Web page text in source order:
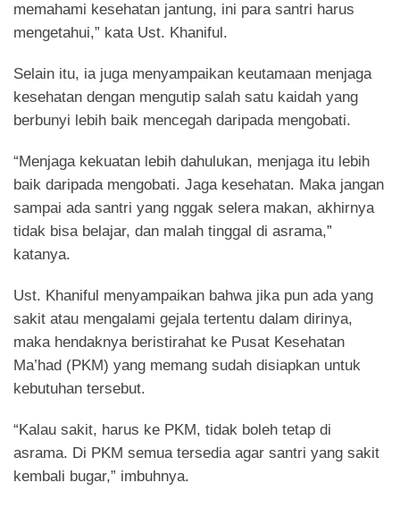
memahami kesehatan jantung, ini para santri harus
mengetahui,” kata Ust. Khaniful.
Selain itu, ia juga menyampaikan keutamaan menjaga
kesehatan dengan mengutip salah satu kaidah yang
berbunyi lebih baik mencegah daripada mengobati.
“Menjaga kekuatan lebih dahulukan, menjaga itu lebih
baik daripada mengobati. Jaga kesehatan. Maka jangan
sampai ada santri yang nggak selera makan, akhirnya
tidak bisa belajar, dan malah tinggal di asrama,”
katanya.
Ust. Khaniful menyampaikan bahwa jika pun ada yang
sakit atau mengalami gejala tertentu dalam dirinya,
maka hendaknya beristirahat ke Pusat Kesehatan
Ma’had (PKM) yang memang sudah disiapkan untuk
kebutuhan tersebut.
“Kalau sakit, harus ke PKM, tidak boleh tetap di
asrama. Di PKM semua tersedia agar santri yang sakit
kembali bugar,” imbuhnya.